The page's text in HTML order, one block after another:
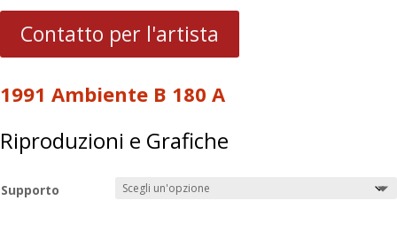
Contatto per l'artista
1991 Ambiente B 180 A
Riproduzioni e Grafiche
Supporto